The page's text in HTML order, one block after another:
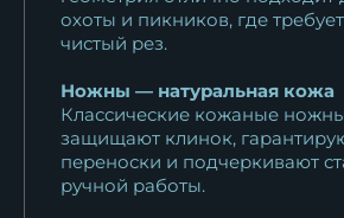
охоты и пикников, где
чистый рез.
Ножны — натуральная кожа
Классические кожаные
защищают клинок,
переноски и подчеркивают
ручной работы.